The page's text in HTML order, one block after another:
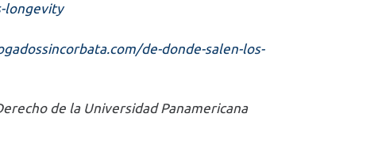
longevity
de-donde-salen-los-
de la Universidad Panamericana